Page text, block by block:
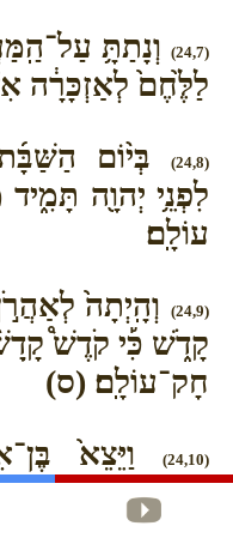
(24,7)
וְנָתַתָּ֥
לַלֶּ֙חֶם֙ לְאַזְכָּרָ֔ה
(24,8)
בְּי֨וֹם
לִפְנֵ֥י יְהוָ֖ה
עוֹלָֽם׃
(24,9)
וְהָֽיְתָה֙
קָדֹ֑שׁ כִּ֡י קֹדֶשׁ֩
חָק־עוֹלָֽם׃ (ס)
(24,10)
וַיֵּצֵא֙
בֶּן־אִ֣ישׁ מִצְרִ֔י
בַּֽמַּחֲנֶ֔ה בֶּ֚ן